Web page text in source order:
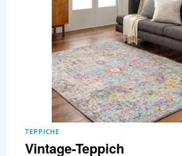
TEPPICHE
Vintage-Teppich